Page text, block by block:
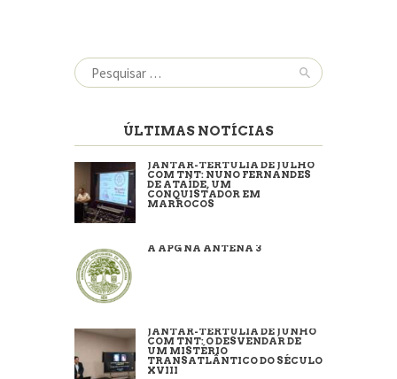
Pesquisar
por:
ÚLTIMAS NOTÍCIAS
JANTAR-TERTÚLIA DE JULHO
COM TNT: NUNO FERNANDES
DE ATAÍDE, UM
CONQUISTADOR EM
MARROCOS
A APG NA ANTENA 3
JANTAR-TERTÚLIA DE JUNHO
COM TNT: O DESVENDAR DE
UM MISTÉRIO
TRANSATLÂNTICO DO SÉCULO
XVIII